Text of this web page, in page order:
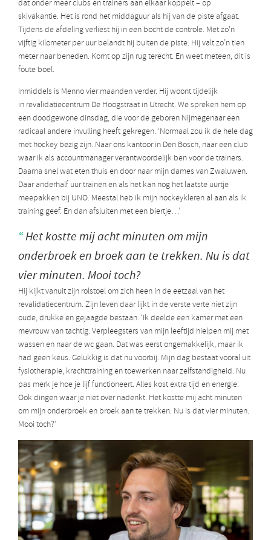
dat onder meer clubs en trainers aan elkaar koppelt – op
skivakantie. Het is rond het middaguur als hij van de piste afgaat.
Tijdens de afdeling verliest hij in een bocht de controle. Met zo’n
vijftig kilometer per uur belandt hij buiten de piste. Hij valt zo’n tien
meter naar beneden. Komt op zijn rug terecht. En weet meteen, dit is
foute boel.
Inmiddels is Menno vier maanden verder. Hij woont tijdelijk
in revalidatiecentrum De Hoogstraat in Utrecht. We spreken hem op
een doodgewone dinsdag, die voor de geboren Nijmegenaar een
radicaal andere invulling heeft gekregen. ‘Normaal zou ik de hele dag
met hockey bezig zijn. Naar ons kantoor in Den Bosch, naar een club
waar ik als accountmanager verantwoordelijk ben voor de trainers.
Daarna snel wat eten thuis en door naar mijn dames van Zwaluwen.
Daar anderhalf uur trainen en als het kan nog het laatste uurtje
meepakken bij UNO. Meestal heb ik mijn hockeykleren al aan als ik
training geef. En dan afsluiten met een biertje…’
Het kostte mij acht minuten om mijn
onderbroek en broek aan te trekken. Nu is dat
vier minuten. Mooi toch?
Hij kijkt vanuit zijn rolstoel om zich heen in de eetzaal van het
revalidatiecentrum. Zijn leven daar lijkt in de verste verte niet zijn
oude, drukke en gejaagde bestaan. ‘Ik deelde een kamer met een
mevrouw van tachtig. Verpleegsters van mijn leeftijd hielpen mij met
wassen en naar de wc gaan. Dat was eerst ongemakkelijk, maar ik
had geen keus. Gelukkig is dat nu voorbij. Mijn dag bestaat vooral uit
fysiotherapie, krachttraining en toewerken naar zelfstandigheid. Nu
pas merk je hoe je lijf functioneert. Alles kost extra tijd en energie.
Ook dingen waar je niet over nadenkt. Het kostte mij acht minuten
om mijn onderbroek en broek aan te trekken. Nu is dat vier minuten.
Mooi toch?’